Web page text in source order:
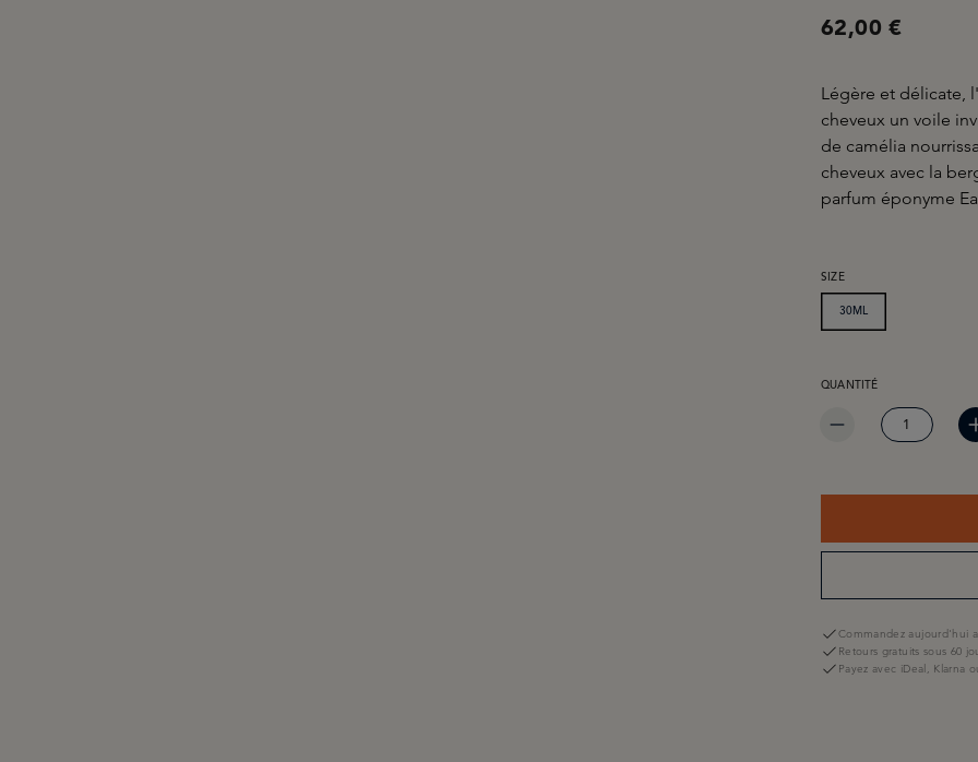
62,00 €
Légère et délicate,
cheveux un voile
de camélia
cheveux avec la
parfum éponyme
SÉLECTIONNEZ
SIZE
30ML
QUANTITÉ DE PRODUIT
QUANTITÉ
Commandez aujourd'hui
Retours gratuits sous 60
Payez avec iDeal, Klarna